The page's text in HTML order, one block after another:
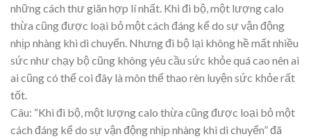
những cách thư giãn hợp lí nhất. Khi đi bộ, một lượng calo
thừa cũng được loại bỏ một cách đáng kể do sự vận động
nhịp nhàng khi di chuyển. Nhưng đi bộ lại không hề mất nhiều
sức như chạy bộ cũng không yêu cầu sức khỏe quá cao nên ai
ai cũng có thể coi đây là môn thể thao rèn luyện sức khỏe rất
tốt.
Câu: “Khi đi bộ, một lượng calo thừa cũng được loại bỏ một
cách đáng kể do sự vận động nhịp nhàng khi di chuyển” đã